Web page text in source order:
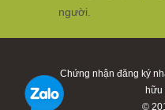
người.
Chứng nhận đăng ký
hữu
©